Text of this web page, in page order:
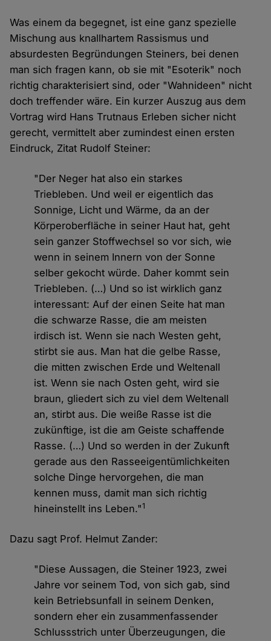
Was einem da begegnet, ist eine ganz spezielle
Mischung aus knallhartem Rassismus und
absurdesten Begründungen Steiners, bei denen
man sich fragen kann, ob sie mit "Esoterik" noch
richtig charakterisiert sind, oder "Wahnideen" nicht
doch treffender wäre. Ein kurzer Auszug aus dem
Vortrag wird Hans Trutnaus Erleben sicher nicht
gerecht, vermittelt aber zumindest einen ersten
Eindruck, Zitat Rudolf Steiner:
"Der Neger hat also ein starkes
Triebleben. Und weil er eigentlich das
Sonnige, Licht und Wärme, da an der
Körperoberfläche in seiner Haut hat, geht
sein ganzer Stoffwechsel so vor sich, wie
wenn in seinem Innern von der Sonne
selber gekocht würde. Daher kommt sein
Triebleben. (…) Und so ist wirklich ganz
interessant: Auf der einen Seite hat man
die schwarze Rasse, die am meisten
irdisch ist. Wenn sie nach Westen geht,
stirbt sie aus. Man hat die gelbe Rasse,
die mitten zwischen Erde und Weltenall
ist. Wenn sie nach Osten geht, wird sie
braun, gliedert sich zu viel dem Weltenall
an, stirbt aus. Die weiße Rasse ist die
zukünftige, ist die am Geiste schaffende
Rasse. (…) Und so werden in der Zukunft
gerade aus den Rasseeigentümlichkeiten
solche Dinge hervorgehen, die man
kennen muss, damit man sich richtig
hineinstellt ins Leben."1
Dazu sagt Prof. Helmut Zander:
"Diese Aussagen, die Steiner 1923, zwei
Jahre vor seinem Tod, von sich gab, sind
kein Betriebsunfall in seinem Denken,
sondern eher ein zusammenfassender
Schlussstrich unter Überzeugungen, die